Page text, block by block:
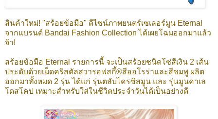
สินค้าใหม่! "สร้อยข้อมือ" ดีไซน์ภาพยนตร์เซเลอร์มูน Eternal
จากแบรนด์ Bandai Fashion Collection ได้เผยโฉมออกมาแล้ว
จ้า!
สร้อยข้อมือ Eternal รายการนี้ จะเป็นสร้อยชนิดโซ่สีเงิน 2 เส้น
ประดับด้วยเม็ดคริสตัลสวารอฟสกี้®สีออโรร่าและสีชมพู ผลิต
ออกมาทั้งหมด 2 รุ่น ได้แก่ รุ่นตลับไครซิสมูน และ รุ่นมูนคาเล
โดสโคป เหมาะสำหรับใส่ในชีวิตประจำวันได้เป็นอย่างดี